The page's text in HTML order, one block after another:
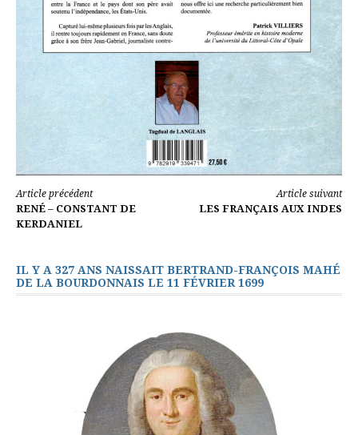
Lire
la
Article précédent
RENÉ – CONSTANT DE
KERDANIEL
Article suivant
LES FRANÇAIS AUX INDES
IL Y A 327 ANS NAISSAIT BERTRAND-FRANÇOIS MAHÉ
DE LA BOURDONNAIS LE 11 FÉVRIER 1699